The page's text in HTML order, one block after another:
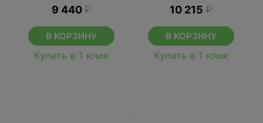
9 440 ₽
В КОРЗИНУ
Купить в 1 клик
10 215 ₽
В КОРЗИНУ
Купить в 1 клик